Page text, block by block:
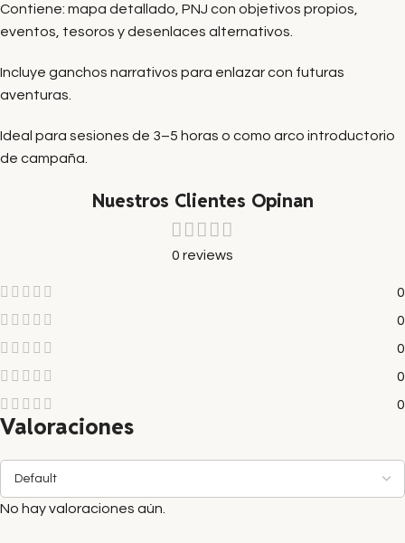
Contiene: mapa detallado, PNJ con objetivos propios,
eventos, tesoros y desenlaces alternativos.
Incluye ganchos narrativos para enlazar con futuras
aventuras.
Ideal para sesiones de 3–5 horas o como arco introductorio
de campaña.
Nuestros Clientes Opinan
0 reviews
0
0
0
0
0
Valoraciones
No hay valoraciones aún.